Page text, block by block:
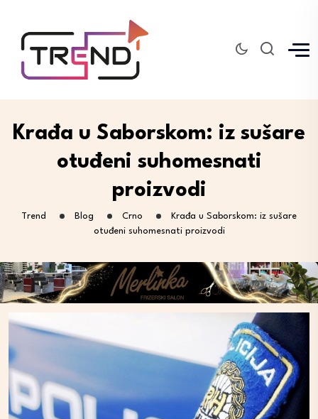
Krađa u Saborskom: iz sušare
otuđeni suhomesnati
proizvodi
Trend Blog Crno
Krađa u Saborskom: iz sušare
otuđeni suhomesnati proizvodi